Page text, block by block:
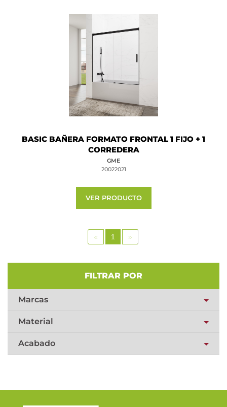
BASIC BAÑERA FORMATO FRONTAL 1 FIJO + 1
CORREDERA
GME
20022021
VER PRODUCTO
« 1 »
FILTRAR POR
Marcas
Material
Acabado